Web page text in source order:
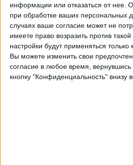
информации или отказаться от нее.
при обработке ваших персональных
случаях ваше согласие может не
имеете право возразить против
настройки будут применяться только
Вы можете изменить свои
согласие в любое время, вернувшись
кнопку "Конфиденциальность" внизу
Мальдонадо
Racing Montevideo
Antel TV Internacional